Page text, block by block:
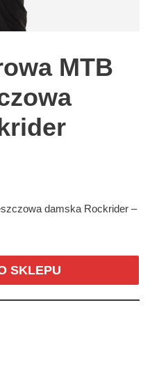
MTB
damska Rockrider –
SKLEPU